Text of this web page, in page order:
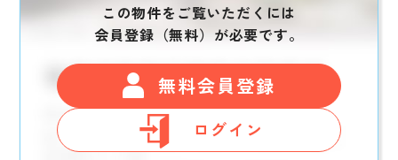
この物件をご覧いただくには
会員登録（無料）が必要です。
無料会員登録
ログイン